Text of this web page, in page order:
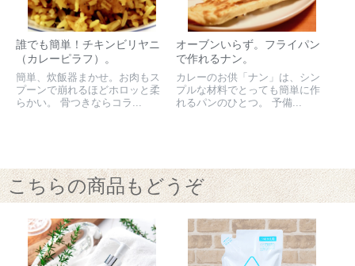
誰でも簡単！チキンビリヤニ
（カレーピラフ）。
簡単、炊飯器まかせ。お肉もス
プーンで崩れるほどホロッと柔
らかい。 骨つきならコラ...
オーブンいらず。フライパン
で作れるナン。
カレーのお供「ナン」は、シン
プルな材料でとっても簡単に作
れるパンのひとつ。 予備...
こちらの商品もどうぞ